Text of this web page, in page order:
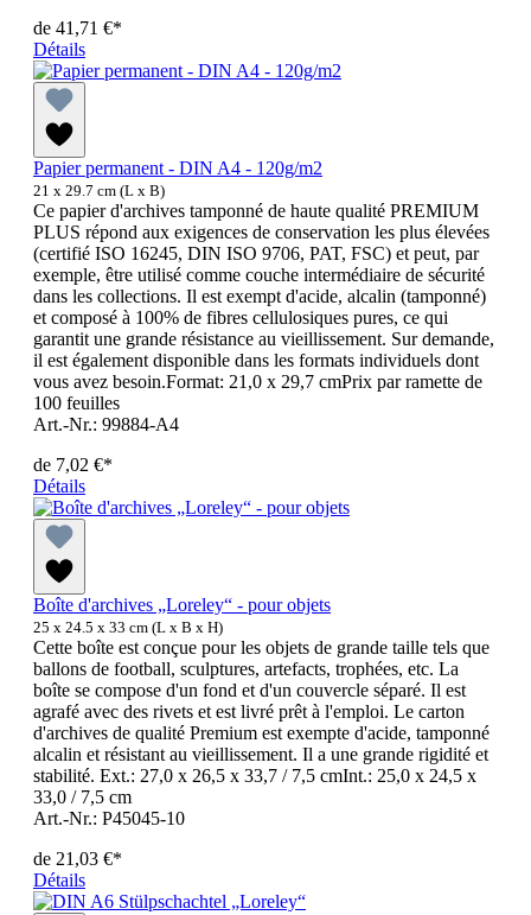
de 41,71 €*
Détails
Papier permanent - DIN A4 - 120g/m2
21 x 29.7 cm (L x B)
Ce papier d'archives tamponné de haute qualité PREMIUM
PLUS répond aux exigences de conservation les plus élevées
(certifié ISO 16245, DIN ISO 9706, PAT, FSC) et peut, par
exemple, être utilisé comme couche intermédiaire de sécurité
dans les collections. Il est exempt d'acide, alcalin (tamponné)
et composé à 100% de fibres cellulosiques pures, ce qui
garantit une grande résistance au vieillissement. Sur demande,
il est également disponible dans les formats individuels dont
vous avez besoin.Format: 21,0 x 29,7 cmPrix par ramette de
100 feuilles
Art.-Nr.: 99884-A4
de 7,02 €*
Détails
Boîte d'archives „Loreley“ - pour objets
25 x 24.5 x 33 cm (L x B x H)
Cette boîte est conçue pour les objets de grande taille tels que
ballons de football, sculptures, artefacts, trophées, etc. La
boîte se compose d'un fond et d'un couvercle séparé. Il est
agrafé avec des rivets et est livré prêt à l'emploi. Le carton
d'archives de qualité Premium est exempte d'acide, tamponné
alcalin et résistant au vieillissement. Il a une grande rigidité et
stabilité. Ext.: 27,0 x 26,5 x 33,7 / 7,5 cmInt.: 25,0 x 24,5 x
33,0 / 7,5 cm
Art.-Nr.: P45045-10
de 21,03 €*
Détails